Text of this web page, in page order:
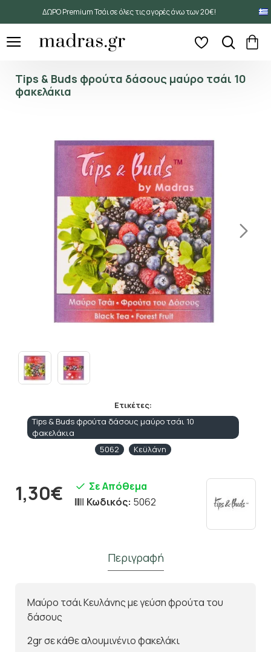
ΔΩΡΟ Premium Τσάι σε όλες τις αγορές άνω των 20€!
Tips & Buds φρούτα δάσους μαύρο τσάι 10
φακελάκια
Ετικέτες:
Tips & Buds φρούτα δάσους μαύρο τσάι 10
φακελάκια
5062
Κεϋλάνη
1,30€
Σε Απόθεμα
Κωδικός: 5062
Περιγραφή
Μαύρο τσάι Κευλάνης με γεύση φρούτα του
δάσους
2gr σε κάθε αλουμινένιο φακελάκι